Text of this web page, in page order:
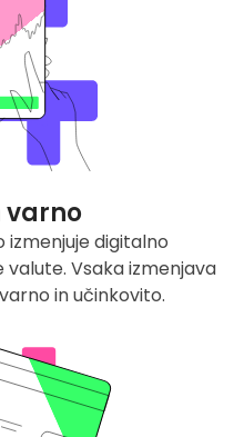
varno
digitalno
valute. Vsaka izmenjava
in učinkovito.